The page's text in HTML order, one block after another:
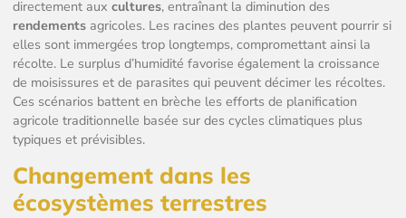
directement auxcultures, entraînant la diminution des
rendements agricoles. Les racines des plantes peuvent pourrir si
elles sont immergées trop longtemps, compromettant ainsi la
récolte. Le surplus d’humidité favorise également la croissance
de moisissures et de parasites qui peuvent décimer les récoltes.
Ces scénarios battent en brèche les efforts de planification
agricole traditionnelle basée sur des cycles climatiques plus
typiques et prévisibles.
Changement dans les
écosystèmes terrestres